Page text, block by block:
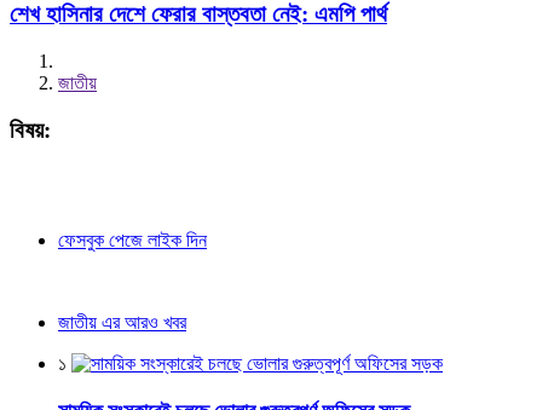
শেখ হাসিনার দেশে ফেরার বাস্তবতা নেই: এমপি পার্থ
জাতীয়
বিষয়:
ফেসবুক পেজে লাইক দিন
জাতীয় এর আরও খবর
১